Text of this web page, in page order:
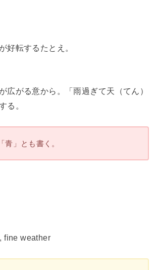
好転するたとえ。
広がる意から。「雨過ぎて天（てん）
る。
青」とも書く。
fine weather